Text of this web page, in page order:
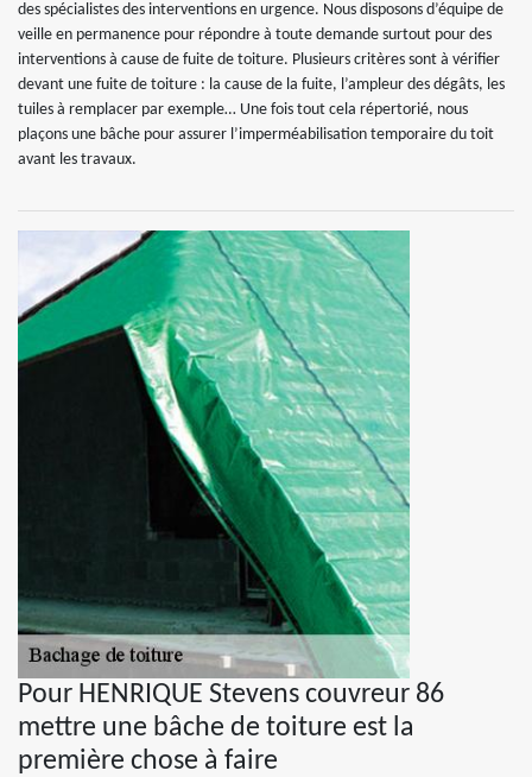
des spécialistes des interventions en urgence. Nous disposons d’équipe de
veille en permanence pour répondre à toute demande surtout pour des
interventions à cause de fuite de toiture. Plusieurs critères sont à vérifier
devant une fuite de toiture : la cause de la fuite, l’ampleur des dégâts, les
tuiles à remplacer par exemple… Une fois tout cela répertorié, nous
plaçons une bâche pour assurer l’imperméabilisation temporaire du toit
avant les travaux.
Pour HENRIQUE Stevens couvreur 86
mettre une bâche de toiture est la
première chose à faire